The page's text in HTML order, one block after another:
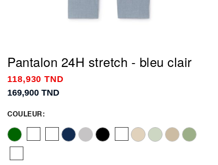
Pantalon 24H stretch - bleu clair
118,930 TND
169,900 TND
COULEUR